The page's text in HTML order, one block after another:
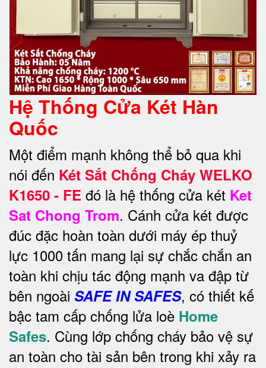
Hệ Thống Cửa Két Hàn
Quốc
Một điểm mạnh không thể bỏ qua khi
nói đến Két Sắt Chống Cháy WELKO
K1650 - FE đó là hệ thống cửa két Ket
Sat Chong Trom. Cánh cửa két được
đúc đặc hoàn toàn dưới máy ép thuỷ
lực 1000 tấn mang lại sự chắc chắn an
toàn khi chịu tác động mạnh va đập từ
bên ngoài SAFE IN SAFES, có thiết kế
bậc tam cấp chống lửa loè Home
Safes. Cùng lớp chống cháy bảo vệ sự
an toàn cho tài sản bên trong khi xảy ra